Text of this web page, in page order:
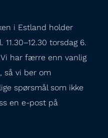
i Estland holder
torsdag 6.
Vi har færre enn vanlig
så vi ber om
spørsmål som ikke
en e-post på